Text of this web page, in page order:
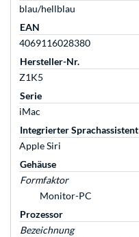
blau/hellblau
EAN
4069116028380
Hersteller-Nr.
Z1K5
Serie
iMac
Integrierter Sprachassistent
Apple Siri
Gehäuse
Formfaktor
Monitor-PC
Prozessor
Bezeichnung